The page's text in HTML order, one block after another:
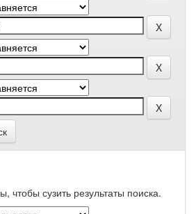
чтобы сузить результаты поиска.